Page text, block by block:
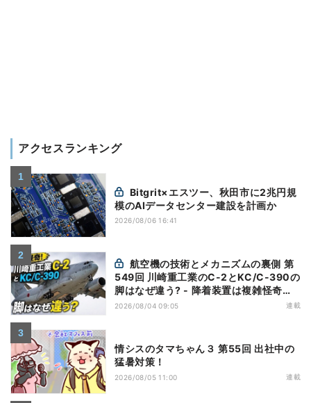
アクセスランキング
模のAIデータセンター建設を計画か
2026/08/06 16:41
549回 川崎重工業のC-2とKC/C-390の
脚はなぜ違う? - 降着装置は複雑怪奇
(5)|軍用輸送機(10)
2026/08/04 09:05 連載
情シスのタマちゃん３ 第55回 出社中の
猛暑対策！
2026/08/05 11:00 連載